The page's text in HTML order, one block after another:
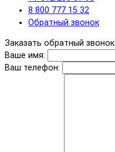
8 800 777 15 32
Обратный звонок
Заказать обратный звонок
Ваше имя:
Ваш телефон: